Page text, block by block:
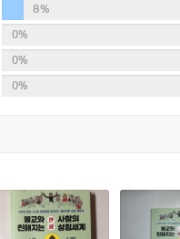
조, 전각, 불화, 유물 등을
화유산 답사기』의 김성
교중앙박물관의 귀중한 자
추상적으로 느껴질 수 있
8%
0%
0%
0%